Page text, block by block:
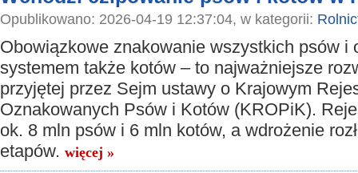
Opublikowano: 2026-04-19 12:37:04, w kategorii:
Obowiązkowe znakowanie wszystkich psów i
systemem także kotów – to najważniejsze
przyjętej przez Sejm ustawy o Krajowym
Oznakowanych Psów i Kotów (KROPiK).
ok. 8 mln psów i 6 mln kotów, a wdrożenie
etapów. więcej »